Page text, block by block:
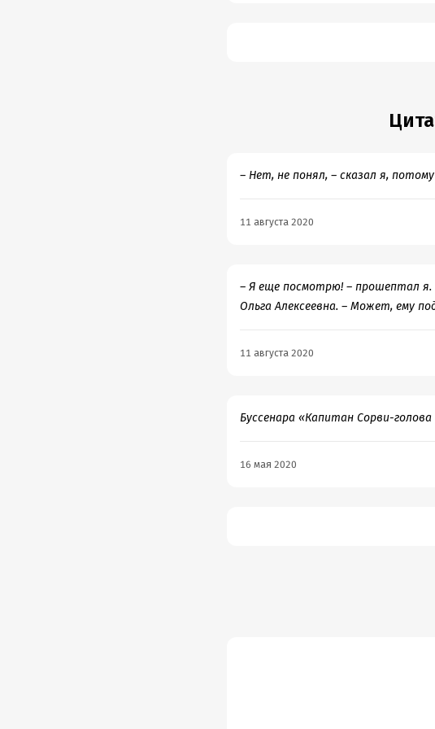
славной беззаботности и
– Нет, не понял, – сказал я,
11 августа 2020
– Я еще посмотрю! – прошептал
Ольга Алексеевна. – Может, ему
11 августа 2020
Буссенара «Капитан Сорви-голова
16 мая 2020